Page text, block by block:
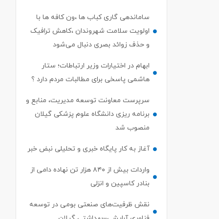
ساماندهی گاری کباب ها ،ون کافه ها با
اولویت سلامت شهروندان ،کاهش ترافیک
و حذف زوائد بصری دنبال می‌شود
ابهام در اختیارات وزیر ارتباطات؛ ستار
هاشمی پاسخی برای مطالبات مردم دارد ؟
سرپرست معاونت توسعه مدیریت، منابع و
برنامه ریزی دانشگاه علوم پزشکی گیلان
منصوب شد
آغاز به کار پایگاه خبری و تحلیلی نبض خبر
واردات بیش از ۸۴۰ هزار تن نهاده دامی از
بنادر كاسپین و انزلی
نقش ظرفیت‌های صنعتی بومی در توسعه